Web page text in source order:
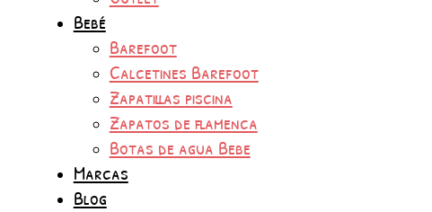
Bebé
Barefoot
Calcetines Barefoot
Zapatillas piscina
Zapatos de flamenca
Botas de agua Bebe
Marcas
Blog